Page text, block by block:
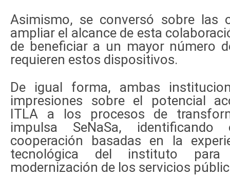
Asimismo, se conversó sobre las
ampliar el alcance de esta
de beneficiar a un mayor número
requieren estos dispositivos.
De igual forma, ambas
impresiones sobre el potencial
ITLA a los procesos de
impulsa SeNaSa, identificando
cooperación basadas en la
tecnológica del instituto
modernización de los servicios